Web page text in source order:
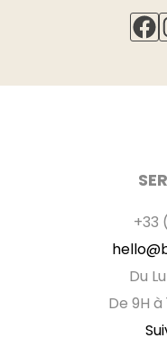
Repasser à
vêtement.
+33
Du
De 9H à